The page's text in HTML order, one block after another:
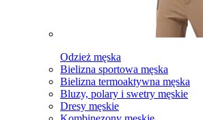
Odzież męska
Bielizna sportowa męska
Bielizna termoaktywna męska
Bluzy, polary i swetry męskie
Dresy męskie